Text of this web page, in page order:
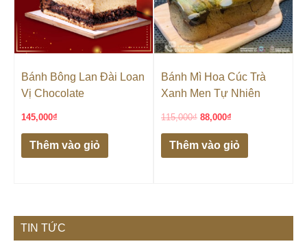
Bánh Bông Lan Đài Loan
Vị Chocolate
145,000₫
Thêm vào giỏ
Bánh Mì Hoa Cúc Trà
Xanh Men Tự Nhiên
115,000₫ 88,000₫
Thêm vào giỏ
TIN TỨC